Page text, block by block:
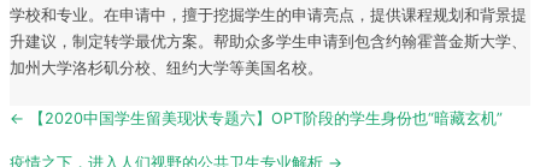
学校和专业。在申请中，擅于挖掘学生的申请亮点，提供课程规划和背景提
升建议，制定转学最优方案。帮助众多学生申请到包含约翰霍普金斯大学、
加州大学洛杉矶分校、纽约大学等美国名校。
Post
← 【2020中国学生留美现状专题六】OPT阶段的学生身份也“暗藏玄机”
疫情之下，进入人们视野的公共卫生专业解析 →